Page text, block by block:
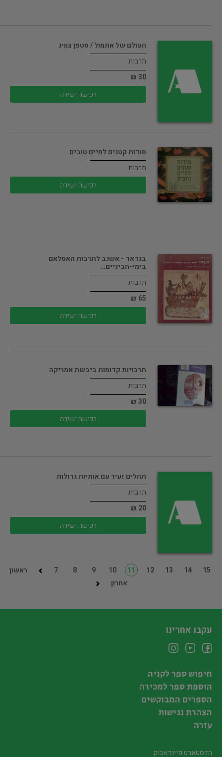
העולם של אתמול / סטפן צוויג
תרבות
30 ₪
רכישה ישירה
סודות קטנים לחיים טובים
תרבות
רכישה ישירה
בגדאד - אשנב לתרבות האסלאם
בימי-הביניים…
תרבות
65 ₪
רכישה ישירה
תרבויות קדומות ביבשת אמריקה
תרבות
30 ₪
רכישה ישירה
תהלים זעיר עם אותיות גדולות
תרבות
20 ₪
רכישה ישירה
ראשון 7 8 9 10 11 12 13 14
15
אחרון
עקבו אחרינו
חיפוש ספר לקניה
הוספת ספר למכירה
הספרים המבוקשים
הצהרת נגישות
עזרה
הדסטארט פיינדאבוק